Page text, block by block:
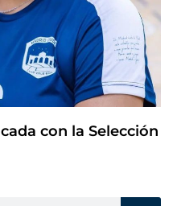
con la Selección